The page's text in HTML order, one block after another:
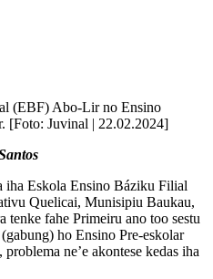
(EBF) Abo-Lir no Ensino
[Foto: Juvinal | 22.02.2024]
iha Eskola Ensino Báziku Filial
Quelicai, Munisipiu Baukau,
tenke fahe Primeiru ano too sestu
ho Ensino Pre-eskolar
ne’e akontese kedas iha